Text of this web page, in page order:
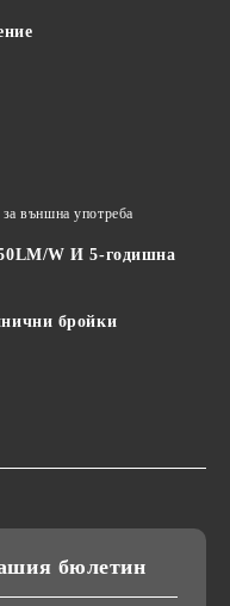
външна употреба
W И 5-годишна
бройки
бюлетин